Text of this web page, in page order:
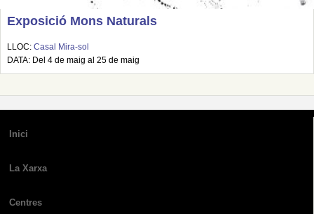
Exposició Mons Naturals
LLOC: Casal Mira-sol
DATA: Del 4 de maig al 25 de maig
Inici
La Xarxa
Centres